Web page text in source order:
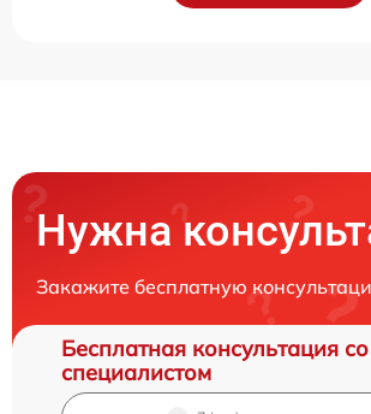
Нужна
Закажите бесплатную
Бесплатная консультация со
специалистом